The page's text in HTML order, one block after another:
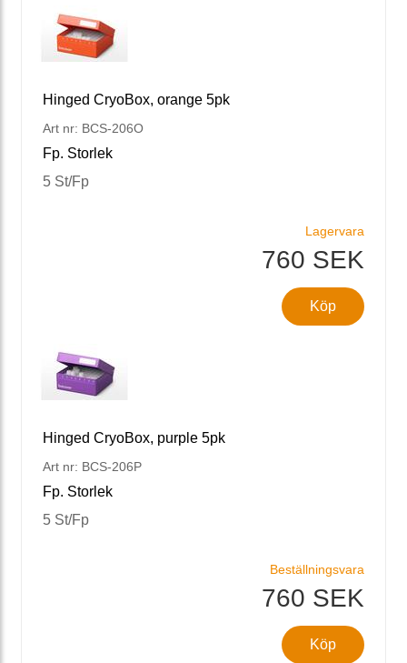
Hinged CryoBox, orange 5pk
Art nr: BCS-206O
Fp. Storlek
5 St/Fp
Lagervara
760 SEK
Köp
Hinged CryoBox, purple 5pk
Art nr: BCS-206P
Fp. Storlek
5 St/Fp
Beställningsvara
760 SEK
Köp